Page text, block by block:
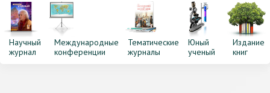
Научный
журнал
Международные
конференции
Тематические
журналы
Юный
ученый
Издание
книг